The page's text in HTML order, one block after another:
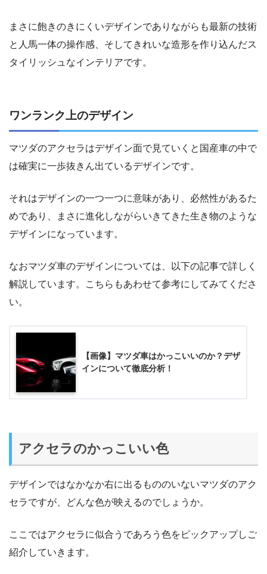
まさに飽きのきにくいデザインでありながらも最新の技術
と人馬一体の操作感、そしてきれいな造形を作り込んだス
タイリッシュなインテリアです。
ワンランク上のデザイン
マツダのアクセラはデザイン面で見ていくと国産車の中で
は確実に一歩抜きん出ているデザインです。
それはデザインの一つ一つに意味があり、必然性があるた
めであり、まさに進化しながらいきてきた生き物のような
デザインになっています。
なおマツダ車のデザインについては、以下の記事で詳しく
解説しています。こちらもあわせて参考にしてみてくださ
い。
【画像】マツダ車はかっこいいのか？デザ
インについて徹底分析！
アクセラのかっこいい色
デザインではなかなか右に出るもののいないマツダのアク
セラですが、どんな色が映えるのでしょうか。
ここではアクセラに似合うであろう色をピックアップしご
紹介していきます。